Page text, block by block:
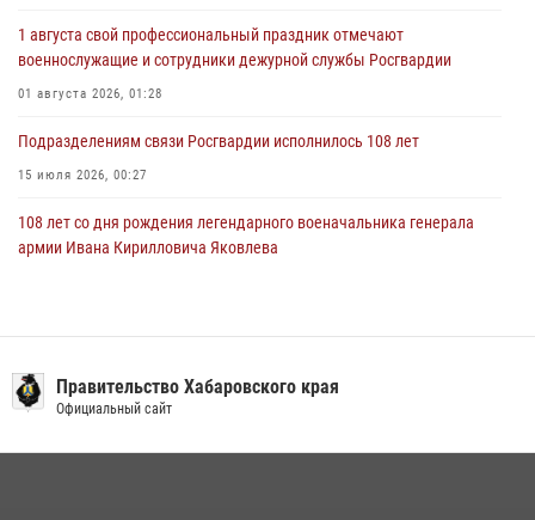
1 августа свой профессиональный праздник отмечают
военнослужащие и сотрудники дежурной службы Росгвардии
01 августа 2026, 01:28
Подразделениям связи Росгвардии исполнилось 108 лет
15 июля 2026, 00:27
108 лет со дня рождения легендарного военачальника генерала
армии Ивана Кирилловича Яковлева
13 июля 2026, 00:31
Правительство Хабаровского края
Официальный сайт